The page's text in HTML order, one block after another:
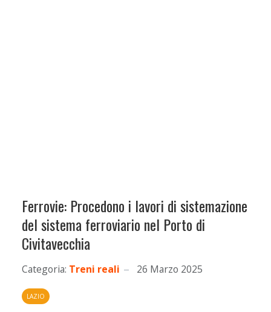
Ferrovie: Procedono i lavori di sistemazione
del sistema ferroviario nel Porto di
Civitavecchia
Categoria: Treni reali 26 Marzo 2025
LAZIO